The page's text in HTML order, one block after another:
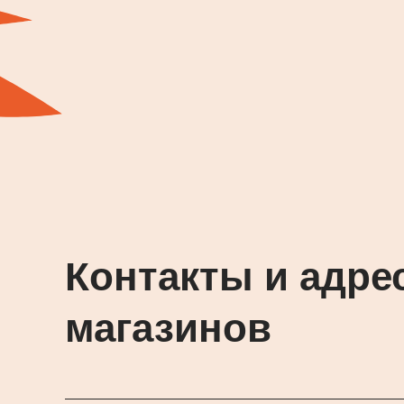
Контакты и
магазинов